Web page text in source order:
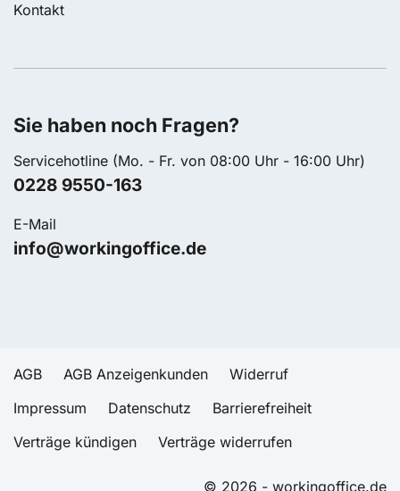
Kontakt
Sie haben noch Fragen?
Servicehotline (Mo. - Fr. von 08:00 Uhr - 16:00 Uhr)
0228 9550-163
E-Mail
info@workingoffice.de
AGB AGB Anzeigenkunden
Widerruf
Impressum
Datenschutz
Barrierefreiheit
Verträge kündigen
Verträge widerrufen
© 2026 - workingoffice.de